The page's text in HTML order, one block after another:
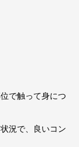
で触って身につ
況で、良いコン